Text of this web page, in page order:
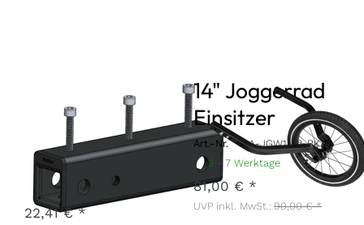
Deichselaufnahme
Nachrüstset
2019
Art.-Nr.
3 - 7 Werktage
22,41 € *
14" Joggerrad
Einsitzer
Art.-Nr.
A-JGW1-22-BK
3 - 7 Werktage
81,00 € *
UVP inkl. MwSt.: 90,00 € *